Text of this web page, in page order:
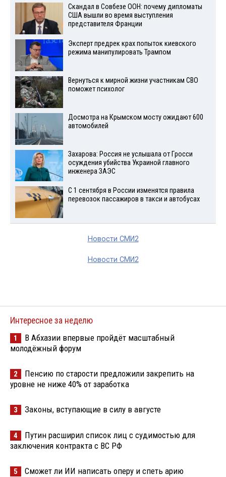
Скандал в Совбезе ООН: почему дипломаты
США вышли во время выступления
представителя Франции
Эксперт предрек крах попыток киевского
режима манипулировать Трампом
Вернуться к мирной жизни участникам СВО
поможет психолог
Досмотра на Крымском мосту ожидают 600
автомобилей
Захарова: Россия не услышала от Гросси
осуждения убийства Украиной главного
инженера ЗАЭС
С 1 сентября в России изменятся правила
перевозок пассажиров в такси и автобусах
Новости СМИ2
Новости СМИ2
Интересное за неделю
1
В Абхазии впервые пройдёт масштабный
молодёжный форум
2
Пенсию по старости предложили закрепить на
уровне не ниже 40% от заработка
3 Законы, вступающие в силу в августе
4
Путин расширил список лиц с судимостью для
заключения контракта с ВС РФ
5 Сможет ли ИИ написать оперу и спеть арию